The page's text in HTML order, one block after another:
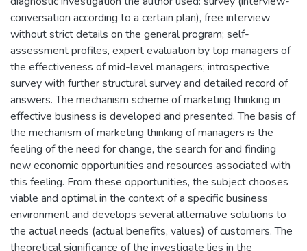
conversation according to a certain plan), free interview
without strict details on the general program; self-
assessment profiles, expert evaluation by top managers of
the effectiveness of mid-level managers; introspective
survey with further structural survey and detailed record of
answers. The mechanism scheme of marketing thinking in
effective business is developed and presented. The basis of
the mechanism of marketing thinking of managers is the
feeling of the need for change, the search for and finding
new economic opportunities and resources associated with
this feeling. From these opportunities, the subject chooses
viable and optimal in the context of a specific business
environment and develops several alternative solutions to
the actual needs (actual benefits, values) of customers. The
theoretical significance of the investigate lies in the